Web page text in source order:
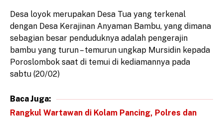
Desa loyok merupakan Desa Tua yang terkenal
dengan Desa Kerajinan Anyaman Bambu, yang dimana
sebagian besar penduduknya adalah pengerajin
bambu yang turun – temurun ungkap Mursidin kepada
Poroslombok saat di temui di kediamannya pada
sabtu (20/02)
Baca Juga:
Rangkul Wartawan di Kolam Pancing, Polres dan